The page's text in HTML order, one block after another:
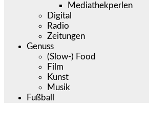
Mediathekperlen
Digital
Radio
Zeitungen
Genuss
(Slow-) Food
Film
Kunst
Musik
Fußball